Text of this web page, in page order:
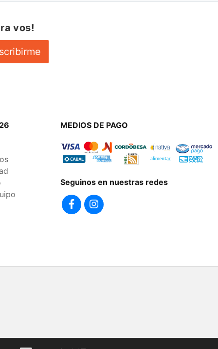
vos!
MEDIOS DE PAGO
Seguinos en nuestras redes